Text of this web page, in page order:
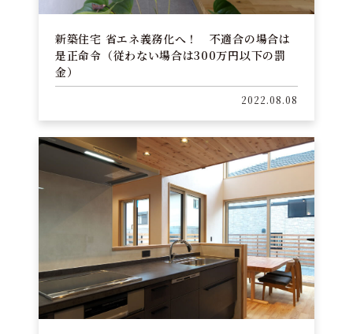
新築住宅 省エネ義務化へ！ 不適合の場合は
是正命令（従わない場合は300万円以下の罰
金）
2022.08.08